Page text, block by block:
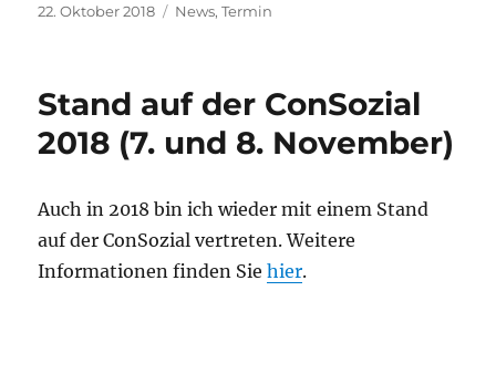
Veröffentlicht
22. Oktober 2018 Kategorien
News,Termin
Stand auf der ConSozial
2018 (7. und 8. November)
Auch in 2018 bin ich wieder mit einem Stand
auf der ConSozial vertreten. Weitere
Informationen finden Siehier.